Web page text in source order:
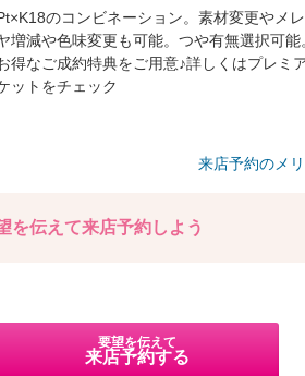
のコンビネーション。素材変更やメ
増減や色味変更も可能。つや有無選択可
得なご成約特典をご用意♪詳しくはプレミ
ットをチェック
来店予約のメ
を伝えて来店予約しよう
要望を伝えて
来店予約する